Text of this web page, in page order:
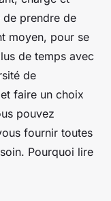
de prendre de
moyen, pour se
de temps avec
de
faire un choix
pouvez
fournir toutes
Pourquoi lire